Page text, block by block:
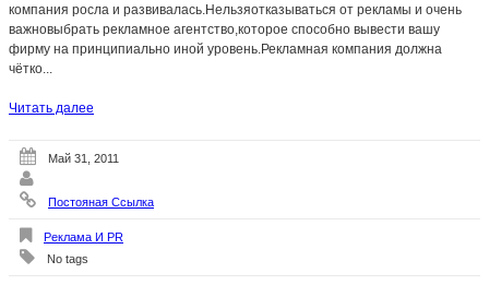
компания росла и развивалась.Нельзяотказываться от рекламы и очень
важновыбрать рекламное агентство,которое способно вывести вашу
фирму на принципиально иной уровень.Рекламная компания должна
чётко...
Читать далее
Май 31, 2011
Постояная Ссылка
Реклама И PR
No tags